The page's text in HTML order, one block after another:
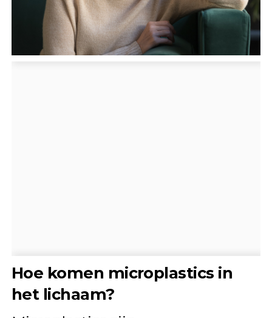
Hoe komen microplastics in
het lichaam?